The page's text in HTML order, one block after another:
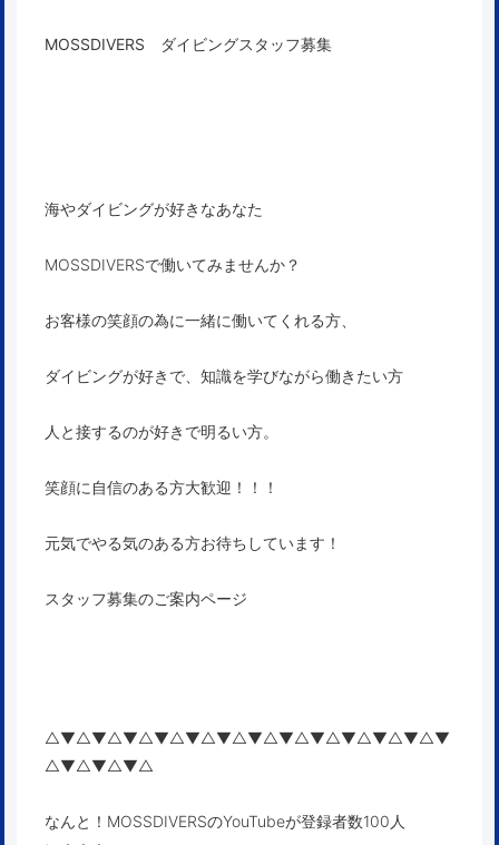
MOSSDIVERS ダイビングスタッフ募集
海やダイビングが好きなあなた
MOSSDIVERSで働いてみませんか？
お客様の笑顔の為に一緒に働いてくれる方、
ダイビングが好きで、知識を学びながら働きたい方
人と接するのが好きで明るい方。
笑顔に自信のある方大歓迎！！！
元気でやる気のある方お待ちしています！
スタッフ募集のご案内ページ
△▼△▼△▼△▼△▼△▼△▼△▼△▼△▼△▼△▼△▼
△▼△▼△▼△
なんと！MOSSDIVERSのYouTubeが登録者数100人